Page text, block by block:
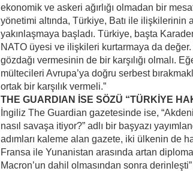
ekonomik ve askeri ağırlığı olmadan bir
yönetimi altında, Türkiye, Batı ile ilişkilerinin
yakınlaşmaya başladı. Türkiye, başta
NATO üyesi ve ilişkileri kurtarmaya da
gözdağı vermesinin de bir karşılığı olmalı.
mültecileri Avrupa’ya doğru serbest
ortak bir karşılık vermeli.”
THE GUARDIAN İSE SÖZÜ “TÜRKİYE
İngiliz The Guardian gazetesinde ise,
nasıl savaşa itiyor?” adlı bir başyazı
adımları kaleme alan gazete, iki ülkenin de
Fransa ile Yunanistan arasında artan
Macron’un dahil olmasından sonra